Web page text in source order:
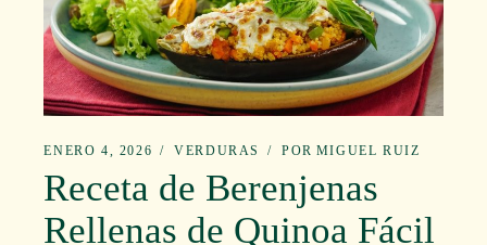
ENERO 4, 2026 VERDURAS POR MIGUEL RUIZ
Receta de Berenjenas
Rellenas de Quinoa Fácil